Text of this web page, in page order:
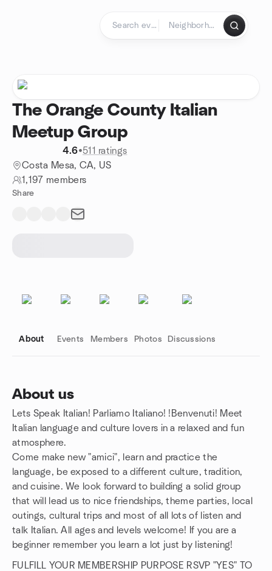
The Orange County Italian
Meetup Group
4.6•511 ratings
Costa Mesa, CA, US
1,197 members
Share
About Events Members Photos Discussions
About us
Lets Speak Italian! Parliamo Italiano! !Benvenuti! Meet
Italian language and culture lovers in a relaxed and fun
atmosphere.
Come make new "amici", learn and practice the
language, be exposed to a different culture, tradition,
and cuisine. We look forward to building a solid group
that will lead us to nice friendships, theme parties, local
outings, cultural trips and most of all lots of listen and
talk Italian. All ages and levels welcome! If you are a
beginner remember you learn a lot just by listening!
FULFILL YOUR MEMBERSHIP PURPOSE RSVP "YES" TO
Group links